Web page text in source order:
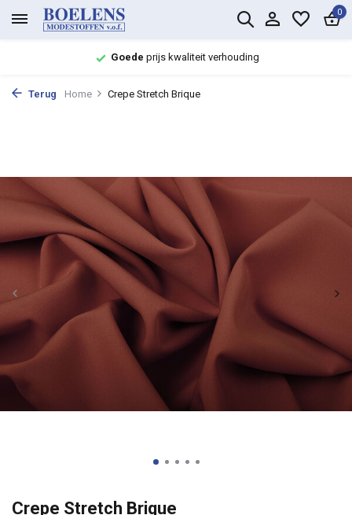
0
Goede prijs kwaliteit verhouding
Terug Home Crepe Stretch Brique
Crepe Stretch Brique